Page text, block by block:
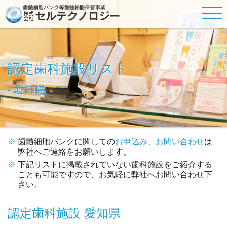
認定歯科施設リスト
- 愛知県 -
歯髄細胞バンク に関してのお申込み お問い合わせは
弊社へご連絡をお願いします。
下記リストに掲載されていない歯科施設をご紹介する
ことも可能ですので、お気軽に弊社へお問い合わせ下
さい。
認定歯科施設 愛知県